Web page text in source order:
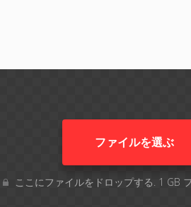
ファイルを選ぶ
ここにファイルをドロップする. 1 GB